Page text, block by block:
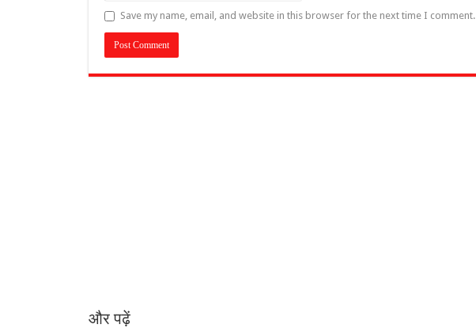
Save my name, email, and website in this browser for the next time I comment.
और पढ़ें